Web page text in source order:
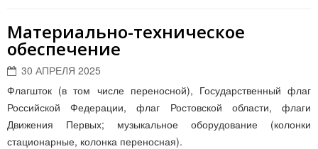
Материально-техническое
обеспечение
30 АПРЕЛЯ 2025
Флагшток (в том числе переносной), Государственный флаг
Российской Федерации, флаг Ростовской области, флаги
Движения Первых; музыкальное оборудование (колонки
стационарные, колонка переносная).